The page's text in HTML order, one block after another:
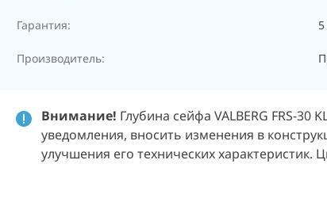
Гарантия:
Производитель:
Внимание! Глубина сейфа VALBERG FRS-
уведомления, вносить изменения в
улучшения его технических